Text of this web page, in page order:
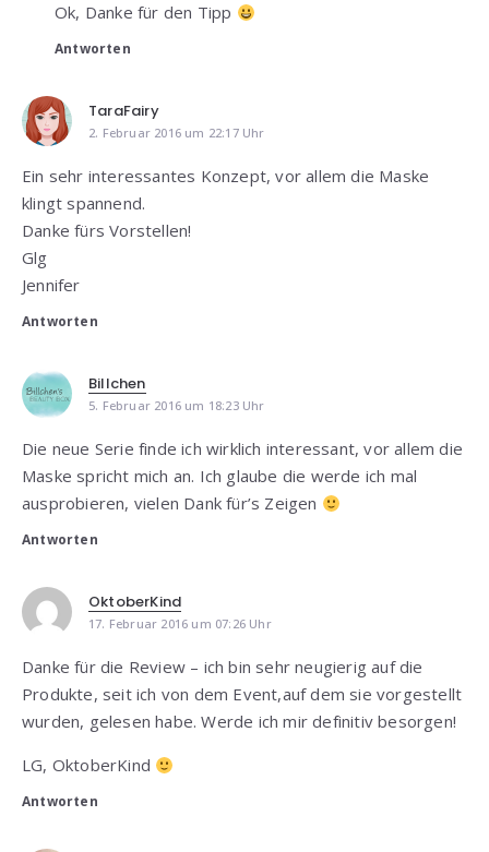
Ok, Danke für den Tipp
Antworten
TaraFairy
2. Februar 2016 um 22:17 Uhr
Ein sehr interessantes Konzept, vor allem die Maske
klingt spannend.
Danke fürs Vorstellen!
Glg
Jennifer
Antworten
Billchen
5. Februar 2016 um 18:23 Uhr
Die neue Serie finde ich wirklich interessant, vor allem die
Maske spricht mich an. Ich glaube die werde ich mal
ausprobieren, vielen Dank für’s Zeigen
Antworten
OktoberKind
17. Februar 2016 um 07:26 Uhr
Danke für die Review – ich bin sehr neugierig auf die
Produkte, seit ich von dem Event,auf dem sie vorgestellt
wurden, gelesen habe. Werde ich mir definitiv besorgen!
LG, OktoberKind
Antworten